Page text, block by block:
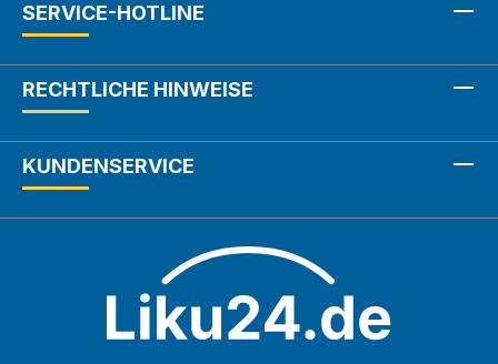
SERVICE-HOTLINE
RECHTLICHE HINWEISE
KUNDENSERVICE